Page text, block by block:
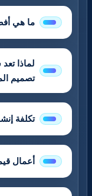
ما هي
لماذا
تصميم
تكلفة
أعمال